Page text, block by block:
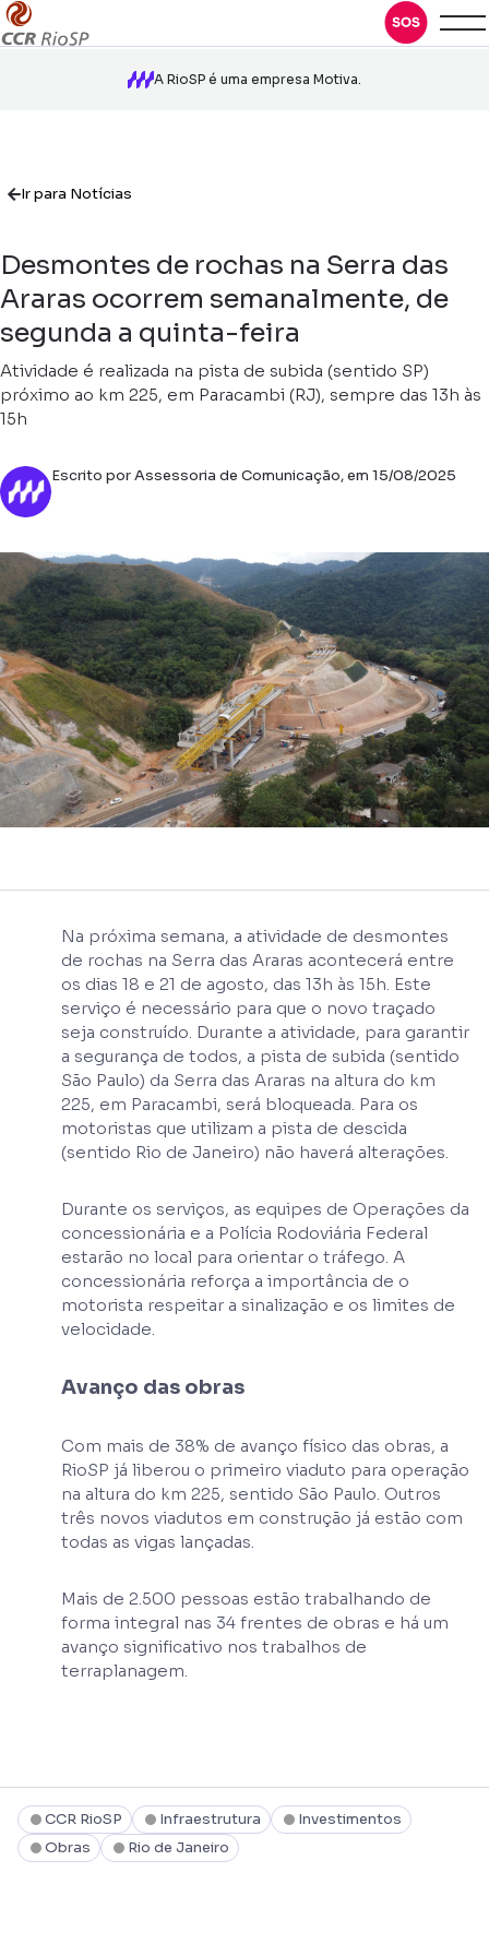
A RioSP é uma empresa Motiva.
Ir para Notícias
Desmontes de rochas na Serra das
Araras ocorrem semanalmente, de
segunda a quinta-feira
Atividade é realizada na pista de subida (sentido SP)
próximo ao km 225, em Paracambi (RJ), sempre das 13h às
15h
Escrito por Assessoria de Comunicação, em 15/08/2025
Na próxima semana, a atividade de desmontes
de rochas na Serra das Araras acontecerá entre
os dias 18 e 21 de agosto, das 13h às 15h. Este
serviço é necessário para que o novo traçado
seja construído. Durante a atividade, para garantir
a segurança de todos, a pista de subida (sentido
São Paulo) da Serra das Araras na altura do km
225, em Paracambi, será bloqueada. Para os
motoristas que utilizam a pista de descida
(sentido Rio de Janeiro) não haverá alterações.
Durante os serviços, as equipes de Operações da
concessionária e a Polícia Rodoviária Federal
estarão no local para orientar o tráfego. A
concessionária reforça a importância de o
motorista respeitar a sinalização e os limites de
velocidade.
Avanço das obras
Com mais de 38% de avanço físico das obras, a
RioSP já liberou o primeiro viaduto para operação
na altura do km 225, sentido São Paulo. Outros
três novos viadutos em construção já estão com
todas as vigas lançadas.
Mais de 2.500 pessoas estão trabalhando de
forma integral nas 34 frentes de obras e há um
avanço significativo nos trabalhos de
terraplanagem.
CCR RioSP Infraestrutura
Investimentos
Obras
Rio de Janeiro